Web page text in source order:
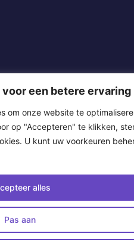
een betere ervaring
om onze website te
op "Accepteren" te klikken,
U kunt uw voorkeuren
Pas aan
alles